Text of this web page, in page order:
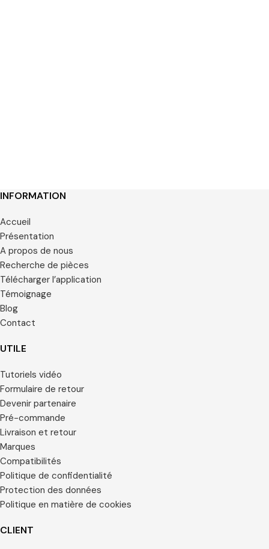
INFORMATION
Accueil
Présentation
A propos de nous
Recherche de pièces
Télécharger l’application
Témoignage
Blog
Contact
UTILE
Tutoriels vidéo
Formulaire de retour
Devenir partenaire
Pré-commande
Livraison et retour
Marques
Compatibilités
Politique de confidentialité
Protection des données
Politique en matière de cookies
CLIENT